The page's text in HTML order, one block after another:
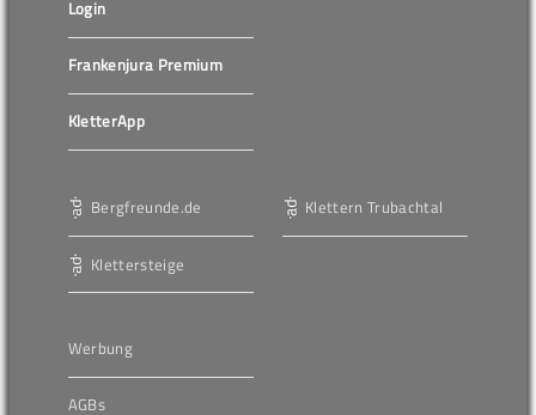
Login
Frankenjura Premium
KletterApp
Bergfreunde.de
Klettersteige
Klettern Trubachtal
Werbung
AGBs